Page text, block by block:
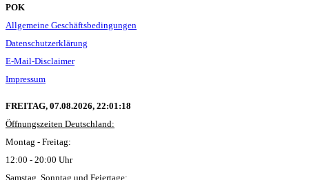
POK
Allgemeine Geschäftsbedingungen
Datenschutzerklärung
E-Mail-Disclaimer
Impressum
FREITAG, 07.08.2026, 22:01:19
Öffnungszeiten Deutschland:
Montag - Freitag:
12:00 - 20:00 Uhr
Samstag, Sonntag und Feiertage: